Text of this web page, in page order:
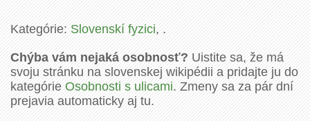
Kategórie:Slovenskí fyzici, .
Chýba vám nejaká osobnosť?Uistite sa, že má
svoju stránku na slovenskej wikipédii a pridajte ju do
kategórieOsobnosti s ulicami. Zmeny sa za pár dní
prejavia automaticky aj tu.